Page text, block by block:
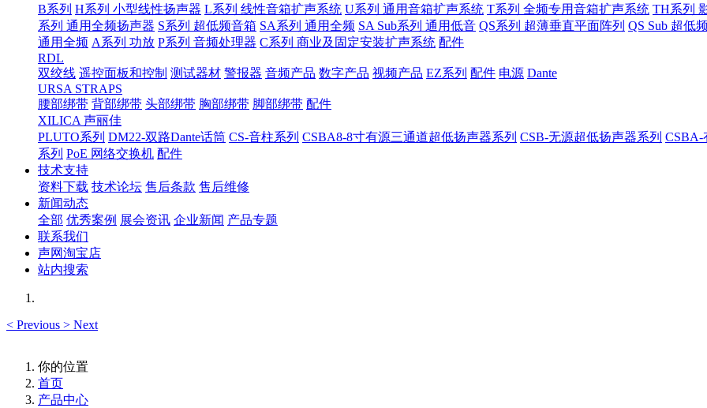
B系列 H系列 小型线性扬声器 L系列 线性音箱扩声系统 U系列 通用音箱扩声系统 T系列 全频专用音箱扩声系统 TH系列
系列 通用全频扬声器 S系列 超低频音箱 SA系列 通用全频 SA Sub系列 通用低音 QS系列 超薄垂直平面阵列 QS Sub 超低
通用全频 A系列 功放 P系列 音频处理器 C系列 商业及固定安装扩声系统 配件
RDL
双绞线 遥控面板和控制 测试器材 警报器 音频产品 数字产品 视频产品 EZ系列 配件 电源 Dante
URSA STRAPS
腰部绑带 背部绑带 头部绑带 胸部绑带 脚部绑带 配件
XILICA 声丽佳
PLUTO系列 DM22-双路Dante话筒 CS-音柱系列 CSBA8-8寸有源三通道超低扬声器系列 CSB-无源超低扬声器系列 CSBA-
系列 PoE 网络交换机 配件
技术支持
资料下载 技术论坛 售后条款 售后维修
新闻动态
全部 优秀案例 展会资讯 企业新闻 产品专题
联系我们
声网淘宝店
站内搜索
< Previous > Next
你的位置
首页
产品中心